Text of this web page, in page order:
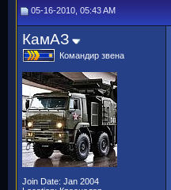
05-16-2010, 05:43 AM
КамАЗ
Командир звена
Join Date: Jan 2004